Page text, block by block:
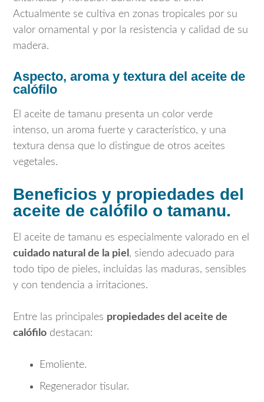
Actualmente se cultiva en zonas tropicales por su
valor ornamental y por la resistencia y calidad de su
madera.
Aspecto, aroma y textura del aceite de
calófilo
El aceite de tamanu presenta un color verde
intenso, un aroma fuerte y característico, y una
textura densa que lo distingue de otros aceites
vegetales.
Beneficios y propiedades del
aceite de calófilo o tamanu.
El aceite de tamanu es especialmente valorado en el
cuidado natural de la piel , siendo adecuado para
todo tipo de pieles, incluidas las maduras, sensibles
y con tendencia a irritaciones.
Entre las principales propiedades del aceite de
calófilo destacan:
Emoliente.
Regenerador tisular.